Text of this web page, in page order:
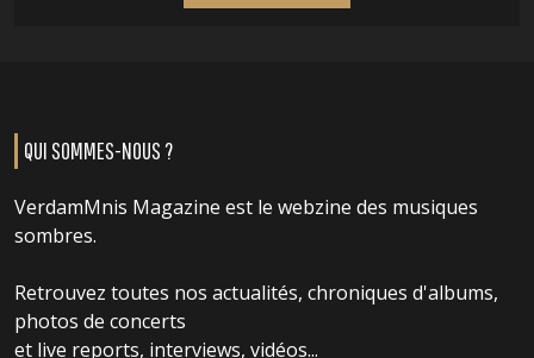
QUI SOMMES-NOUS ?
VerdamMnis Magazine est le webzine des musiques
sombres.
Retrouvez toutes nos actualités, chroniques d'albums,
photos de concerts
et live reports, interviews, vidéos...